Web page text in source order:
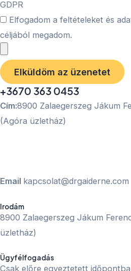
GDPR
Elfogadom a feltételeket és
céljából megadom.
Elküldöm az üzenetet
+3670 363 0453
Cím:8900 Zalaegerszeg Jákum
(Agóra üzletház)
Email kapcsolat@drgaiderne.com
Irodám
8900 Zalaegerszeg Jákum
üzletház)
Ügyfélfogadás
Csak előre egyeztetett